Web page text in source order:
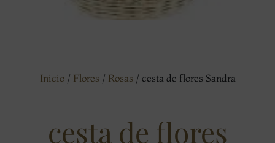
Inicio/ Flores / Rosas / cesta de flores Sandra
cesta de flores